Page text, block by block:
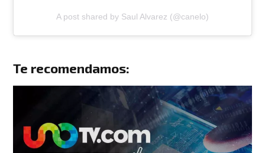
A post shared by Saul Alvarez (@canelo)
Te recomendamos: